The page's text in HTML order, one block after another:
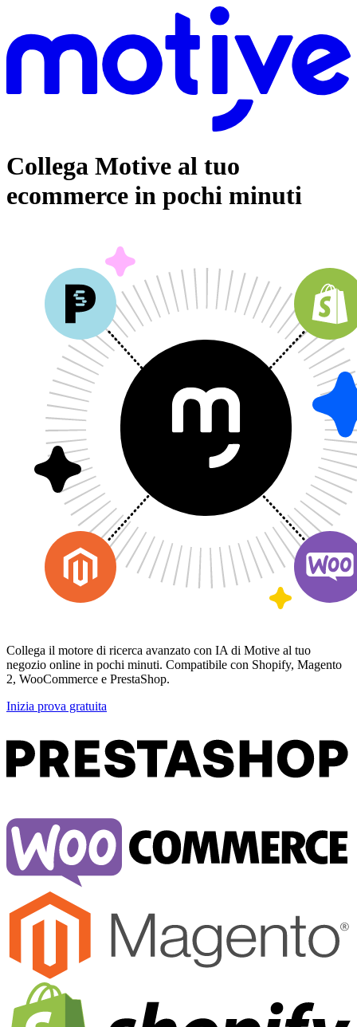
Collega Motive al tuo
ecommerce in pochi minuti
Collega il motore di ricerca avanzato con IA di Motive al tuo
negozio online in pochi minuti. Compatibile con Shopify, Magento
2, WooCommerce e PrestaShop.
Inizia prova gratuita